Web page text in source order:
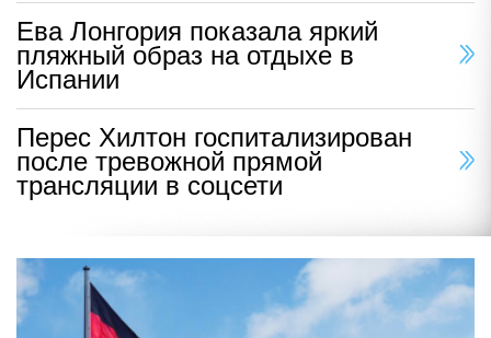
Ева Лонгория показала яркий
пляжный образ на отдыхе в
Испании
Перес Хилтон госпитализирован
после тревожной прямой
трансляции в соцсети